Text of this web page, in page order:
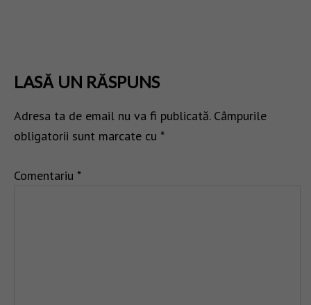
LASĂ UN RĂSPUNS
Adresa ta de email nu va fi publicată. Câmpurile
obligatorii sunt marcate cu *
Comentariu *